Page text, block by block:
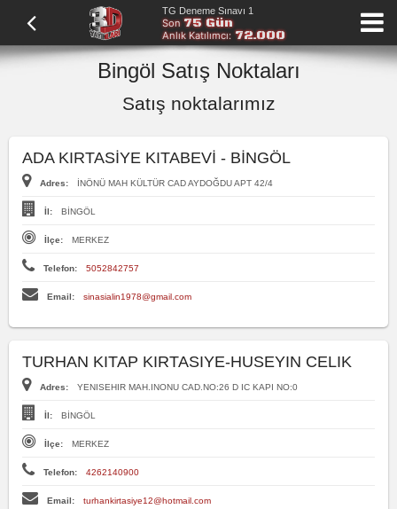
TG Deneme Sınavı 1
Son75 Gün
Anlık Katılımcı: 72.000
Bingöl Satış Noktaları
Satış noktalarımız
ADA KIRTASİYE KITABEVİ - BİNGÖL
Adres: İNÖNÜ MAH KÜLTÜR CAD AYDOĞDU APT 42/4
İl: BİNGÖL
İlçe: MERKEZ
Telefon: 5052842757
Email: sinasialin1978@gmail.com
TURHAN KITAP KIRTASIYE-HUSEYIN CELIK
Adres: YENISEHIR MAH.INONU CAD.NO:26 D IC KAPI NO:0
İl: BİNGÖL
İlçe: MERKEZ
Telefon: 4262140900
Email: turhankirtasiye12@hotmail.com